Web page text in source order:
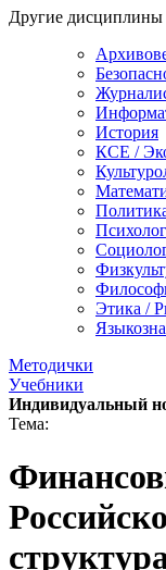
Другие дисциплины
История
КСЕ /
Этика /
Методички
Учебники
Индивидуальный
Тема: